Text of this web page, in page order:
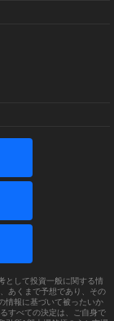
として投資一般に関する情
あくまで予想であり、その
情報に基づいて被ったいか
すべての決定は、ご自身で